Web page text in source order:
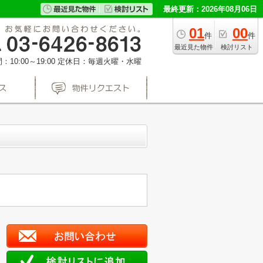
最終更新：2026年08月06日
01件
最近見た物件
00件
検討リスト
：10:00～19:00 定休日：毎週火曜・水曜